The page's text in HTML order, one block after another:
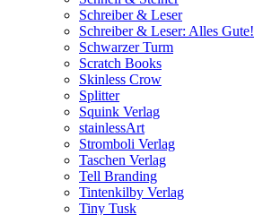
Schreiber & Leser
Schreiber & Leser: Alles Gute!
Schwarzer Turm
Scratch Books
Skinless Crow
Splitter
Squink Verlag
stainlessArt
Stromboli Verlag
Taschen Verlag
Tell Branding
Tintenkilby Verlag
Tiny Tusk